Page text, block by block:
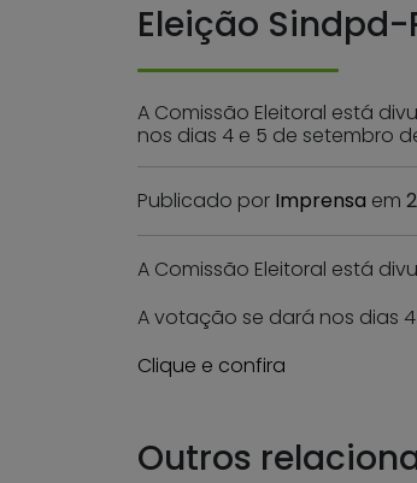
Eleição
A Comissão Eleitoral está
nos dias 4 e 5 de setembro
Publicado por Imprensa em
A Comissão Eleitoral está
A votação se dará nos dias
Clique e confira
Outros